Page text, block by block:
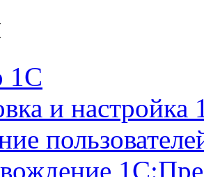
1С
и настройка